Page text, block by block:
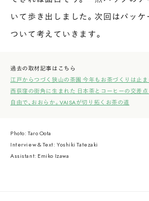
いて歩き出しました。次回はパッ
ついて考えていきます。
過去の取材記事はこちら
江戸からつづく狭山の茶園 今年もお茶づくりは止
西荻窪の街角に生まれた 日本茶とコーヒーの交差
自由で、おおらか。VAISAが切り拓くお茶の道
Photo: Taro Oota
Interview & Text: Yoshiki Tatezaki
Assistant: Emiko Izawa